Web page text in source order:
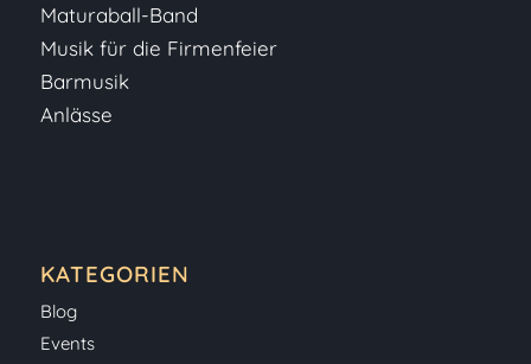
Maturaball-Band
Musik für die Firmenfeier
Barmusik
Anlässe
KATEGORIEN
Blog
Events